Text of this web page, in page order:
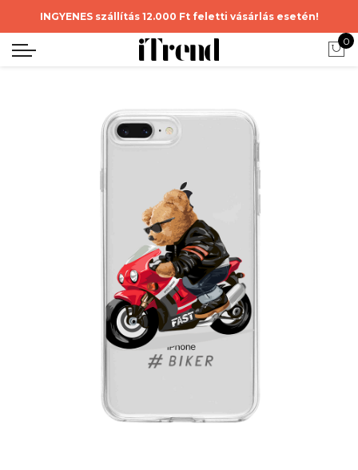
INGYENES szállítás 12.000 Ft feletti vásárlás esetén!
0